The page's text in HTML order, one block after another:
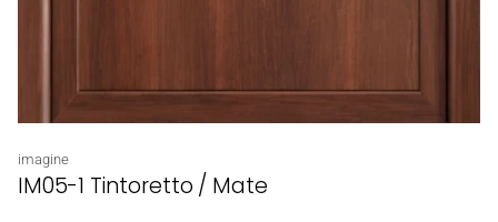
Proveedor:
imagine
IM05-1 Tintoretto / Mate